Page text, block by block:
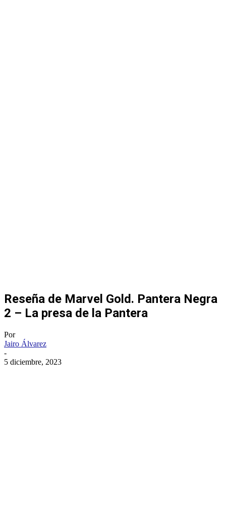
Reseña de Marvel Gold. Pantera Negra
2 – La presa de la Pantera
Por
Jairo Álvarez
-
5 diciembre, 2023